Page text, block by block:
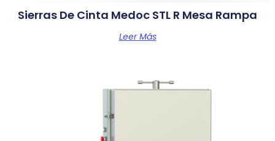
Sierras De Cinta Medoc STL R Mesa Rampa
Leer Más